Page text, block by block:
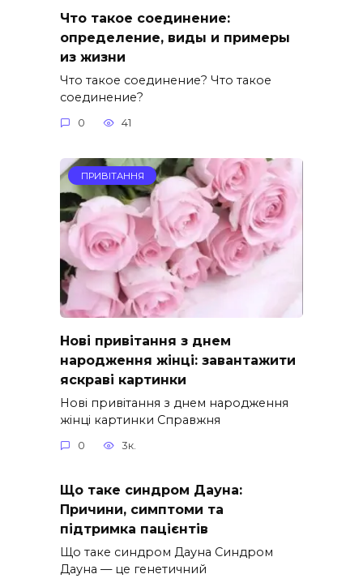
Что такое соединение:
определение, виды и примеры
из жизни
Что такое соединение? Что такое
соединение?
0 41
ПРИВІТАННЯ
Нові привітання з днем
народження жінці: завантажити
яскраві картинки
Нові привітання з днем народження
жінці картинки Справжня
0 3к.
Що таке синдром Дауна:
Причини, симптоми та
підтримка пацієнтів
Що таке синдром Дауна Синдром
Дауна — це генетичний